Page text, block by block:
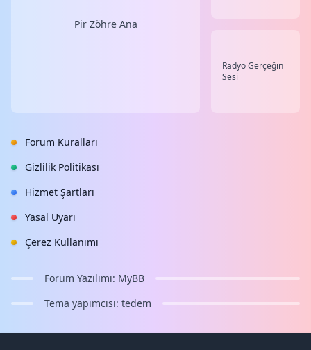
Pir Zöhre Ana
Radyo Gerçeğin
Sesi
Forum Kuralları
Gizlilik Politikası
Hizmet Şartları
Yasal Uyarı
Çerez Kullanımı
Forum Yazılımı: MyBB
Tema yapımcısı: tedem